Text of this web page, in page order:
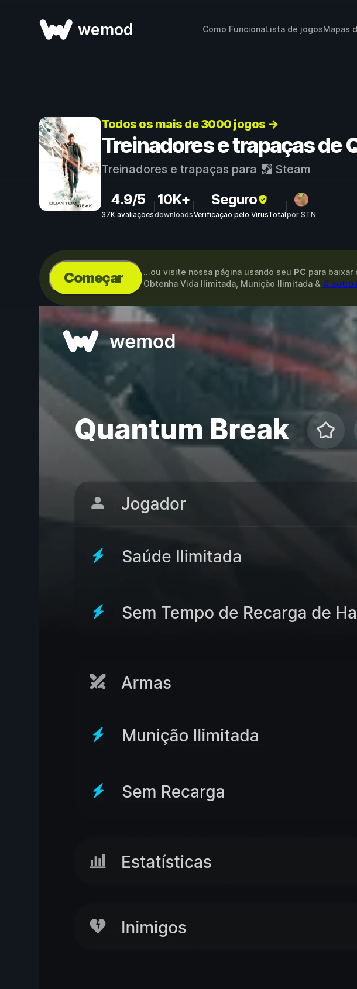
wemod Como FuncionaLista de jogosMapas
Todos os mais de 3000 jogos →
Treinadores e trapaças de
Treinadores e trapaças para Steam
4.9/5
37K avaliações
10K+
downloads
Seguro
Verificação pelo VirusTotalpor STN
Começar ...ou visite nossa página usando seu PC para baixar
Obtenha Vida Ilimitada, Munição Ilimitada & 4